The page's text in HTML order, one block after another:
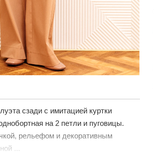
сзади с имитацией куртки
на 2 петли и пуговицы.
рельефом и декоративным
...